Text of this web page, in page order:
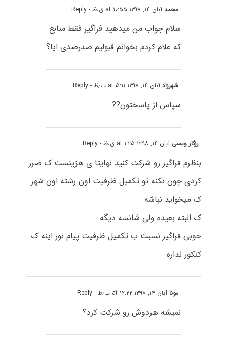
محمدآبان ۱۴, ۱۳۹۸ at ۱۰:۵۵ ق٫ظ - Reply
سلام جواب من میدهید فراگیر فقط منابع
که علام کردم بخوانم قبولیم صدرصدی ایا؟
شهرزادآبان ۱۴, ۱۳۹۸ at ۵:۱۱ ب٫ظ - Reply
سپاس از پاسختون??
رزگار ویسی آبان ۱۴, ۱۳۹۸ at ۱:۲۵ ق٫ظ - Reply
بنظرم فراگیر رو شرکت کنید نهایتا ی هزینست ک ضرر
کردی چون نکنه تو تکمیل ظرفیت اون رشته اون شهر
ک میخواید نباشه
ک البته بعیده ولی شانسه دیگه
خوبی فراگیر نسبت ب تکمیل ظرفیت پیام نور اینه ک
کنکور نداره
موناآبان ۱۴, ۱۳۹۸ at ۱۲:۲۲ ب٫ظ - Reply
نمیشه هردوش رو شرکت کرد؟